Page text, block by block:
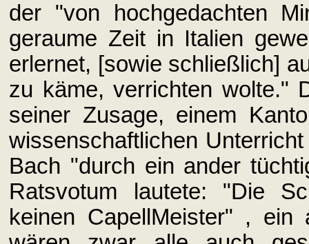
der "von hochgedachten
geraume Zeit in Italien
erlernet, [sowie schließlich]
zu käme, verrichten wolte."
seiner Zusage, einem
wissenschaftlichen
Bach "durch ein ander
Ratsvotum lautete: "Die
keinen CapellMeister" , ein